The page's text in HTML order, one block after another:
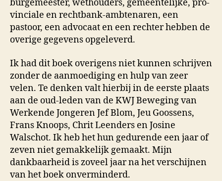
burgemeester, wethouders, gemeen­telijke, pro­
vin­ciale en recht­bank-ambte­naren, een
pastoor, een advocaat en een rechter hebben de
overige gegevens opgeleverd.
Ik had dit boek overigens niet kunnen schrijven
zonder de aanmoediging en hulp van zeer
velen. Te denken valt hierbij in de eerste plaats
aan de oud-leden van de KWJ Beweging van
Werkende Jongeren Jef Blom, Jeu Goossens,
Frans Knoops, Chrit Leenders en Josine
Walschot. Ik heb het hun gedurende een jaar of
zeven niet gemakkelijk gemaakt. Mijn
dankbaarheid is zoveel jaar na het verschijnen
van het boek onverminderd.